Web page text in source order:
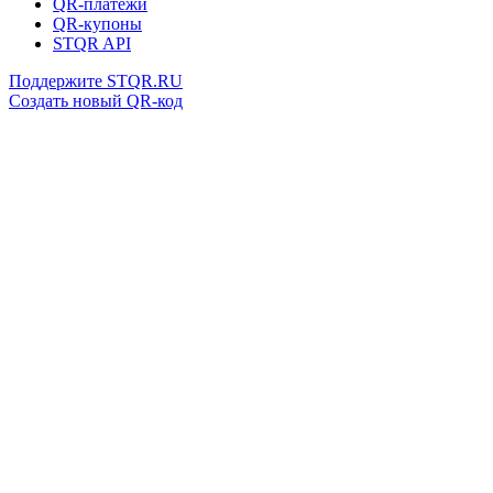
QR-платежи
QR-купоны
STQR API
Поддержите STQR.RU
Создать новый QR-код